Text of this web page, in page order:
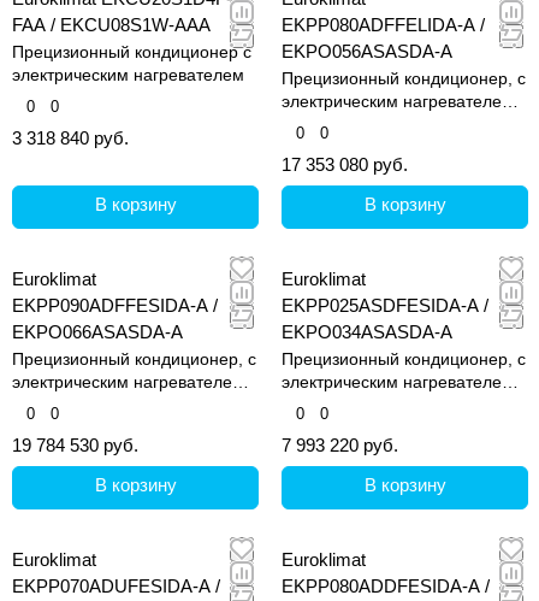
FAA / EKCU08S1W-AAA
Прецизионный кондиционер с
электрическим нагревателем
0 0
3 318 840 руб.
В корзину
EKPP080ADFFELIDA-A /
EKPO056ASASDA-A
Прецизионный кондиционер, с
электрическим нагревателем и
увлажнителем
0 0
17 353 080 руб.
В корзину
Euroklimat
EKPP090ADFFESIDA-A /
EKPO066ASASDA-A
Прецизионный кондиционер, с
электрическим нагревателем и
увлажнителем
0 0
19 784 530 руб.
В корзину
Euroklimat
EKPP025ASDFESIDA-A /
EKPO034ASASDA-A
Прецизионный кондиционер, с
электрическим нагревателем и
увлажнителем
0 0
7 993 220 руб.
В корзину
Euroklimat
EKPP070ADUFESIDA-A /
Euroklimat
EKPP080ADDFESIDA-A /